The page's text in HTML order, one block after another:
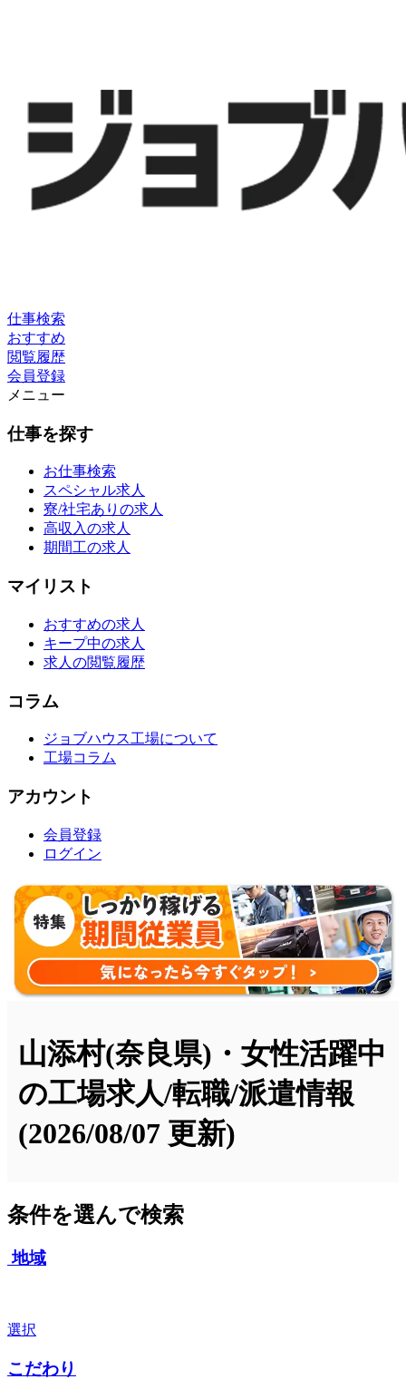
仕事検索
おすすめ
閲覧履歴
会員登録
メニュー
仕事を探す
お仕事検索
スペシャル求人
寮/社宅ありの求人
高収入の求人
期間工の求人
マイリスト
おすすめの求人
キープ中の求人
求人の閲覧履歴
コラム
ジョブハウス工場について
工場コラム
アカウント
会員登録
ログイン
山添村(奈良県)・女性活躍中
の工場求人/転職/派遣情報
(2026/08/07 更新)
条件を選んで検索
地域
選択
こだわり